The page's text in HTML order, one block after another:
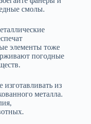
смолы.
элементы тоже
погодные
из
металла.